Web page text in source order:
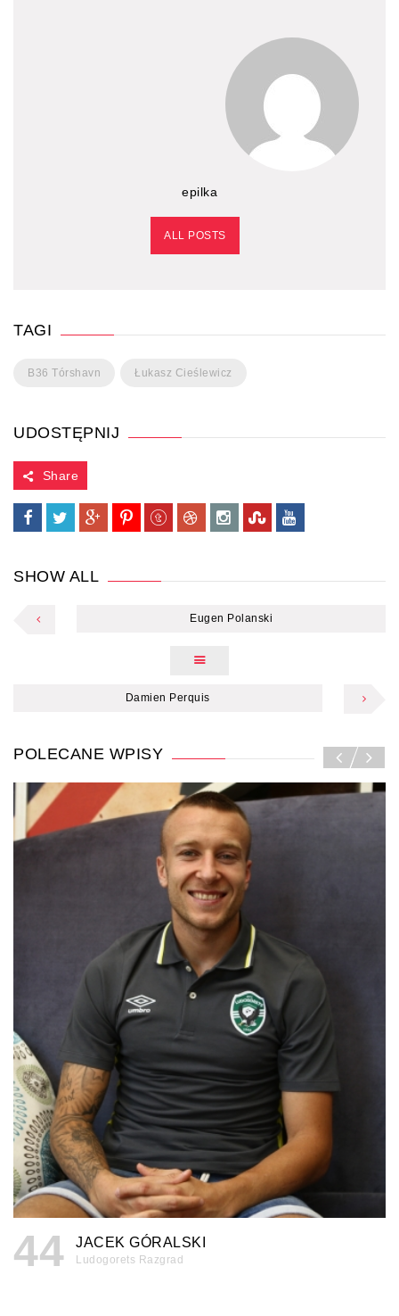
epilka
ALL POSTS
TAGI
B36 Tórshavn Łukasz Cieślewicz
UDOSTĘPNIJ
Share
SHOW ALL
Eugen Polanski
Damien Perquis
POLECANE WPISY
44 JACEK GÓRALSKI
Ludogorets Razgrad